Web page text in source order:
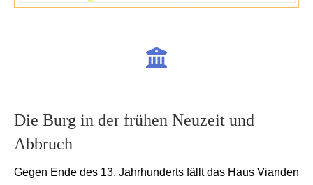
Die Burg in der frühen Neuzeit und
Abbruch
Gegen Ende des 13. Jahrhunderts fällt das Haus Vianden